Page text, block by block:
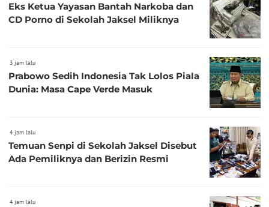
Eks Ketua Yayasan Bantah Narkoba dan
CD Porno di Sekolah Jaksel Miliknya
3 jam lalu
Prabowo Sedih Indonesia Tak Lolos Piala
Dunia: Masa Cape Verde Masuk
4 jam lalu
Temuan Senpi di Sekolah Jaksel Disebut
Ada Pemiliknya dan Berizin Resmi
4 jam lalu